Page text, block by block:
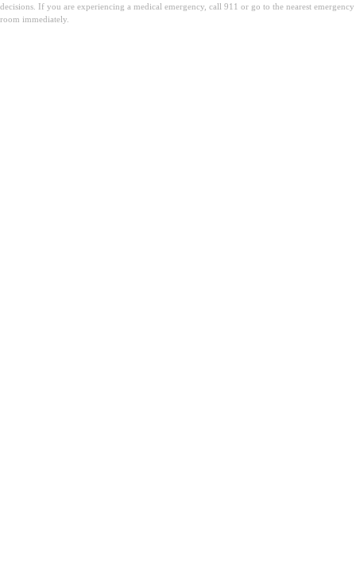
decisions. If you are experiencing a medical emergency, call 911 or go to the nearest emergency
room immediately.